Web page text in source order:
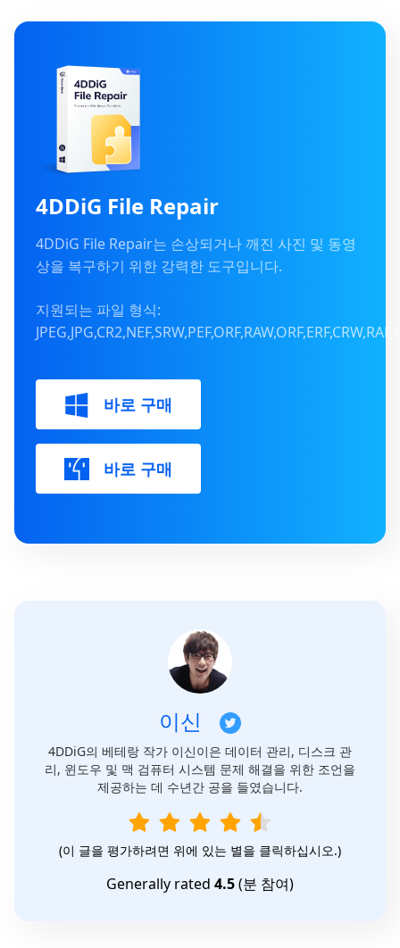
4DDiG File Repair
4DDiG File Repair는 손상되거나 깨진 사진 및 동영
상을 복구하기 위한 강력한 도구입니다.
지원되는 파일 형식:
바로 구매
바로 구매
이신
4DDiG의 베테랑 작가 이신이은 데이터 관리, 디스크 관
리, 윈도우 및 맥 검퓨터 시스템 문제 해결을 위한 조언을
제공하는 데 수년간 공을 들였습니다.
(이 글을 평가하려면 위에 있는 별을 클릭하십시오.)
Generally rated 4.5(분 참여)